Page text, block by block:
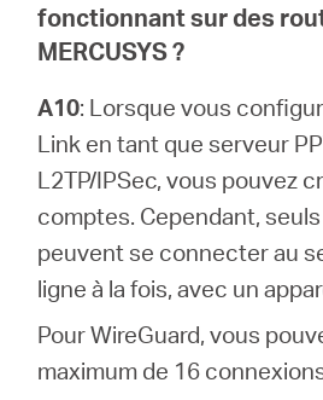
fonctionnant sur des
MERCUSYS ?
A10: Lorsque vous
Link en tant que serveur
L2TP/IPSec, vous pouvez
comptes. Cependant,
peuvent se connecter au
ligne à la fois, avec un
Pour WireGuard, vous
maximum de 16